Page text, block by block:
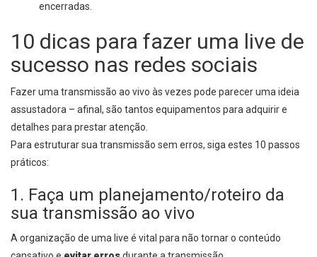
encerradas.
10 dicas para fazer uma live de
sucesso nas redes sociais
Fazer uma transmissão ao vivo às vezes pode parecer uma ideia
assustadora – afinal, são tantos equipamentos para adquirir e
detalhes para prestar atenção.
Para estruturar sua transmissão sem erros, siga estes 10 passos
práticos:
1. Faça um planejamento/roteiro da
sua transmissão ao vivo
A organização de uma live é vital para não tornar o conteúdo